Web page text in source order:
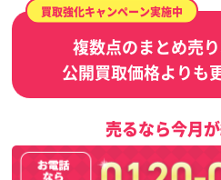
買取強化キャンペーン実施中
複数点のまとめ売
公開買取価格よりも
売るなら今月